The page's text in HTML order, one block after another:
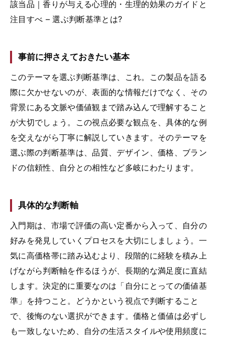
該当品｜香りが与える心理的・生理的効果のガイドと
注目すべ – 選ぶ判断基準とは?
事前に押さえておきたい基本
このテーマを選ぶ判断基準は、これ。この製品を語る
際に欠かせないのが、表面的な情報だけでなく、その
背景にある文脈や価値観まで踏み込んで理解すること
が大切でしょう。この視点必要な観点を、具体的な例
を交えながら丁寧に解説していきます。そのテーマを
選ぶ際の判断基準は、品質、デザイン、価格、ブラン
ドの信頼性、自分との相性など多岐にわたります。
具体的な判断軸
入門期は、市場で評価の高い定番から入って、自分の
好みを発見していくプロセスを大切にしましょう。一
気に高価格帯に踏み込むより、段階的に経験を積み上
げながら判断軸を作るほうが、長期的な満足度に直結
します。決定的に重要なのは「自分にとっての価値基
準」を持つこと。どうかという視点で判断すること
で、後悔のない選択ができます。価格と価値は必ずし
も一致しないため、自分の生活スタイルや使用頻度に